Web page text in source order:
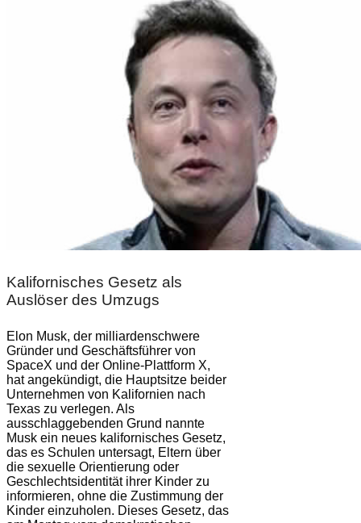
Kalifornisches Gesetz als
Auslöser des Umzugs
Elon Musk, der milliardenschwere
Gründer und Geschäftsführer von
SpaceX und der Online-Plattform X,
hat angekündigt, die Hauptsitze beider
Unternehmen von Kalifornien nach
Texas zu verlegen. Als
ausschlaggebenden Grund nannte
Musk ein neues kalifornisches Gesetz,
das es Schulen untersagt, Eltern über
die sexuelle Orientierung oder
Geschlechtsidentität ihrer Kinder zu
informieren, ohne die Zustimmung der
Kinder einzuholen. Dieses Gesetz, das